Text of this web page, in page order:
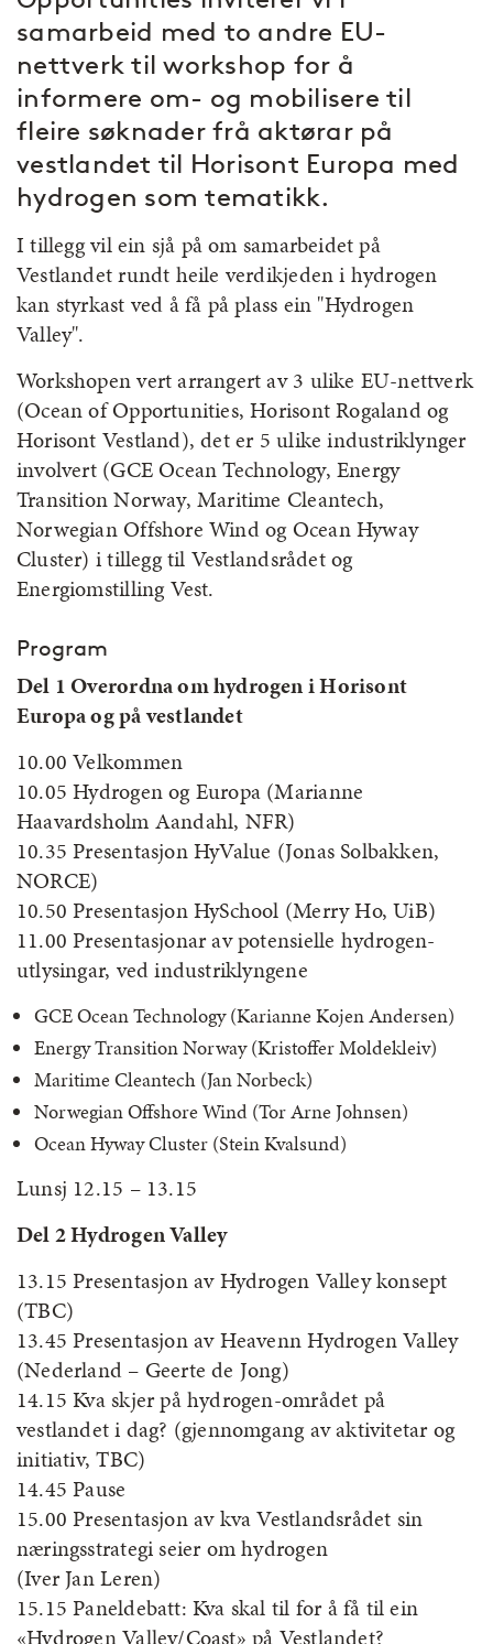
samarbeid med to andre EU-
nettverk til workshop for å
informere om- og mobilisere til
fleire søknader frå aktørar på
vestlandet til Horisont Europa med
hydrogen som tematikk.
I tillegg vil ein sjå på om samarbeidet på
Vestlandet rundt heile verdikjeden i hydrogen
kan styrkast ved å få på plass ein "Hydrogen
Valley".
Workshopen vert arrangert av 3 ulike EU-nettverk
(Ocean of Opportunities, Horisont Rogaland og
Horisont Vestland), det er 5 ulike industriklynger
involvert (GCE Ocean Technology, Energy
Transition Norway, Maritime Cleantech,
Norwegian Offshore Wind og Ocean Hyway
Cluster) i tillegg til Vestlandsrådet og
Energiomstilling Vest.
Program
Del 1 Overordna om hydrogen i Horisont
Europa og på vestlandet
10.00 Velkommen
10.05 Hydrogen og Europa (Marianne
Haavardsholm Aandahl, NFR)
10.35 Presentasjon HyValue (Jonas Solbakken,
NORCE)
10.50 Presentasjon HySchool (Merry Ho, UiB)
11.00 Presentasjonar av potensielle hydrogen-
utlysingar, ved industriklyngene
GCE Ocean Technology (Karianne Kojen Andersen)
Energy Transition Norway (Kristoffer Moldekleiv)
Maritime Cleantech (Jan Norbeck)
Norwegian Offshore Wind (Tor Arne Johnsen)
Ocean Hyway Cluster (Stein Kvalsund)
Lunsj 12.15 – 13.15
Del 2 Hydrogen Valley
13.15 Presentasjon av Hydrogen Valley konsept
(TBC)
13.45 Presentasjon av Heavenn Hydrogen Valley
(Nederland – Geerte de Jong)
14.15 Kva skjer på hydrogen-området på
vestlandet i dag? (gjennomgang av aktivitetar og
initiativ, TBC)
14.45 Pause
15.00 Presentasjon av kva Vestlandsrådet sin
næringsstrategi seier om hydrogen
(Iver Jan Leren)
15.15 Paneldebatt: Kva skal til for å få til ein
«Hydrogen Valley/Coast» på Vestlandet?